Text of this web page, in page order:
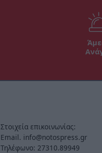
Στοιχεία επικοινωνίας:
Email. info@notospress.gr
Τηλέφωνο: 27310.89949